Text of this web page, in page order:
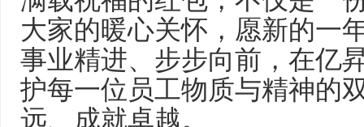
大家的暖心关怀，愿新的一
事业精进、步步向前，在亿
护每一位员工物质与精神的
远、成就卓越。